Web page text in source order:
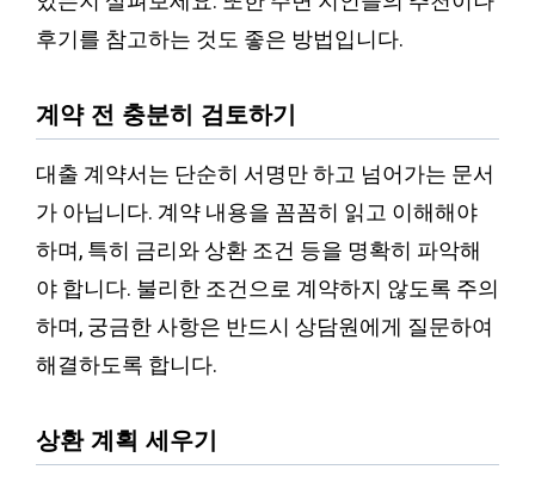
후기를 참고하는 것도 좋은 방법입니다.
계약 전 충분히 검토하기
대출 계약서는 단순히 서명만 하고 넘어가는 문서
가 아닙니다. 계약 내용을 꼼꼼히 읽고 이해해야
하며, 특히 금리와 상환 조건 등을 명확히 파악해
야 합니다. 불리한 조건으로 계약하지 않도록 주의
하며, 궁금한 사항은 반드시 상담원에게 질문하여
해결하도록 합니다.
상환 계획 세우기